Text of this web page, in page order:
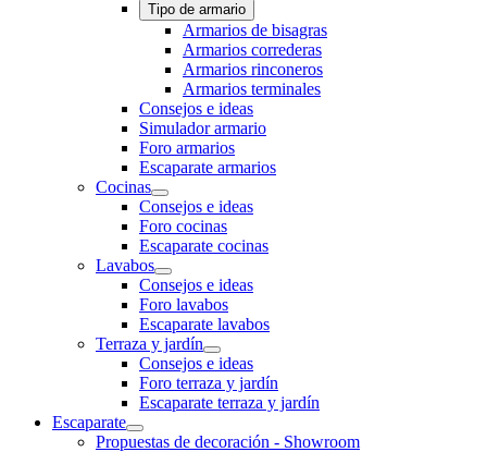
Tipo de armario
Armarios de bisagras
Armarios correderas
Armarios rinconeros
Armarios terminales
Consejos e ideas
Simulador armario
Foro armarios
Escaparate armarios
Cocinas
Consejos e ideas
Foro cocinas
Escaparate cocinas
Lavabos
Consejos e ideas
Foro lavabos
Escaparate lavabos
Terraza y jardín
Consejos e ideas
Foro terraza y jardín
Escaparate terraza y jardín
Escaparate
Propuestas de decoración - Showroom